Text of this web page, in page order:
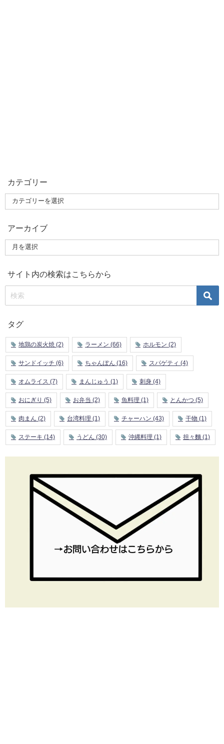
カテゴリー
アーカイブ
サイト内の検索はこちらから
タグ
地鶏の炭火焼 (2) ラーメン (66) ホルモン (2)
サンドイッチ (6) ちゃんぽん (16) スパゲティ (4)
オムライス (7) まんじゅう (1) 刺身 (4)
おにぎり (5) お弁当 (2) 魚料理 (1) とんかつ (5)
肉まん (2) 台湾料理 (1) チャーハン (43) 干物 (1)
ステーキ (14) うどん (30) 沖縄料理 (1) 担々麵 (1)